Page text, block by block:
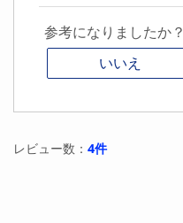
参考になりましたか？
いいえ
レビュー数： 4件